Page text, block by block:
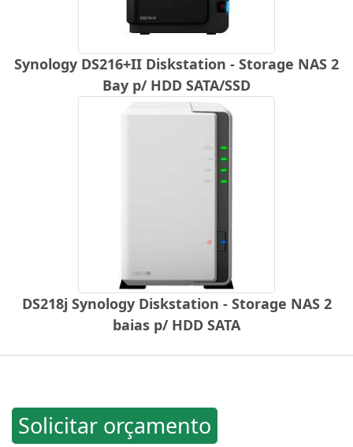
Synology DS216+II Diskstation - Storage NAS 2
Bay p/ HDD SATA/SSD
DS218j Synology Diskstation - Storage NAS 2
baias p/ HDD SATA
Solicitar orçamento